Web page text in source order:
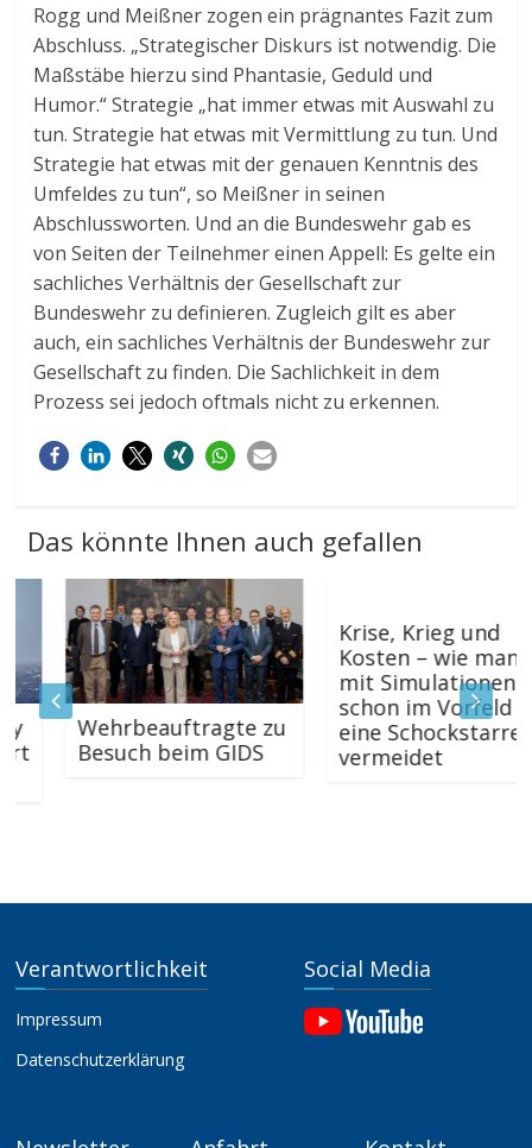
Rogg und Meißner zogen ein prägnantes Fazit zum
Abschluss. „Strategischer Diskurs ist notwendig. Die
Maßstäbe hierzu sind Phantasie, Geduld und
Humor.“ Strategie „hat immer etwas mit Auswahl zu
tun. Strategie hat etwas mit Vermittlung zu tun. Und
Strategie hat etwas mit der genauen Kenntnis des
Umfeldes zu tun“, so Meißner in seinen
Abschlussworten. Und an die Bundeswehr gab es
von Seiten der Teilnehmer einen Appell: Es gelte ein
sachliches Verhältnis der Gesellschaft zur
Bundeswehr zu definieren. Zugleich gilt es aber
auch, ein sachliches Verhältnis der Bundeswehr zur
Gesellschaft zu finden. Die Sachlichkeit in dem
Prozess sei jedoch oftmals nicht zu erkennen.
Das könnte Ihnen auch gefallen
Wehrbeauftragte zu
Besuch beim GIDS
Krise, Krieg und
Kosten – wie man
mit Simulationen
schon im Vorfeld
eine Schockstarre
vermeidet
Verantwortlichkeit
Impressum
Datenschutzerklärung
Social Media